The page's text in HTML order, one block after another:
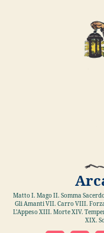
Matto I. Mago II. Somma
Gli Amanti VII. Carro VIII.
L’Appeso XIII. Morte XIV.
XIX.